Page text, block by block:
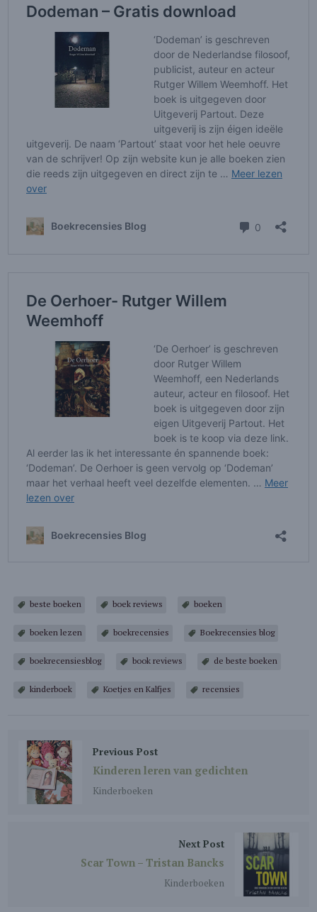
beste boeken boek reviews boeken
boeken lezen boekrecensies Boekrecensies blog
boekrecensiesblog book reviews de beste boeken
kinderboek Koetjes en Kalfjes recensies
Previous Post
Kinderen leren van gedichten
Kinderboeken
Next Post
Scar Town – Tristan Bancks
Kinderboeken